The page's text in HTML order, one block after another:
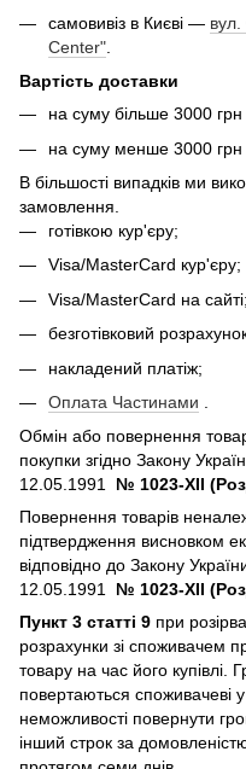
самовивіз в Києві —
Center"
Вартість доставки
на суму більше 3000
на суму менше 3000
В більшості випадків ми
замовлення.
готівкою кур'єру;
Visa/MasterCard кур'єру;
Visa/MasterCard на сайті;
безготівковий
накладений платіж;
Оплата Частинами
Обмін або повернення
покупки згідно Закону
12.05.1991 № 1023-XII
Повернення товарів
підтвердження висновком
відповідно до Закону
12.05.1991 № 1023-XII
Пункт 3 статті 9 при
розрахунки зі споживачем
товару на час його купівлі.
повертаються споживачеві
неможливості повернути
інший строк за